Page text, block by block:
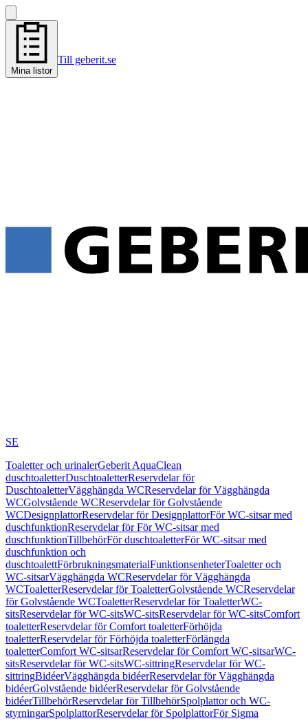
Mina listor
Till geberit.se
SE
Toaletter och urinalerGeberit AquaClean
duschtoaletterDuschtoaletterReservdelar för
DuschtoaletterVägghängda WCReservdelar för Vägghängda
WCGolvstående WCReservdelar för Golvstående
WCDesignplattorReservdelar för DesignplattorFör WC-sitsar med
duschfunktionReservdelar för För WC-sitsar med
duschfunktionTillbehörFör duschtoaletterFör WC-sitsar med
duschfunktion och
duschtoalettFörbrukningsmaterialFunktionsenheterToaletter och
WC-sitsarVägghängda WCReservdelar för Vägghängda
WCToaletterReservdelar för ToaletterGolvstående WCReservdelar
för Golvstående WCToaletterReservdelar för ToaletterWC-
sitsReservdelar för WC-sitsWC-sitsReservdelar för WC-sitsComfort
toaletterReservdelar för Comfort toaletterFörhöjda
toaletterReservdelar för Förhöjda toaletterFörlängda
toaletterComfort WC-sitsarReservdelar för Comfort WC-sitsarWC-
sitsReservdelar för WC-sitsWC-sittringReservdelar för WC-
sittringBidéerVägghängda bidéerReservdelar för Vägghängda
bidéerGolvstående bidéerReservdelar för Golvstående
bidéerTillbehörReservdelar för TillbehörSpolplattor och WC-
styrningarSpolplattorReservdelar för SpolplattorFör Sigma